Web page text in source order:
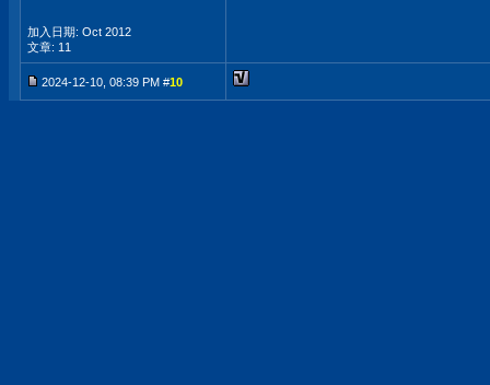
加入日期: Oct 2012
文章: 11
2024-12-10, 08:39 PM #10